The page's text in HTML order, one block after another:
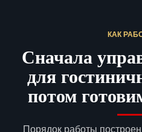
КАК
Сначала
для
потом
Порядок работы